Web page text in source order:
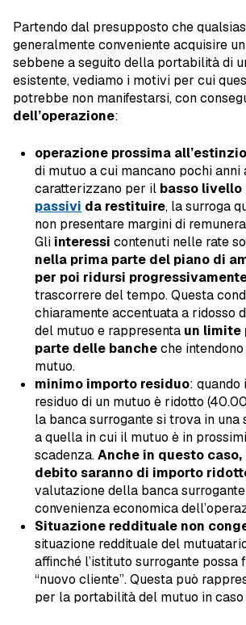
Partendo dal presupposto che
generalmente conveniente acquisire
sebbene a seguito della portabilità di
esistente, vediamo i motivi per cui
potrebbe non manifestarsi, con
dell’operazione:
operazione prossima
di mutuo a cui mancano pochi anni
caratterizzano per il basso livello
passivi da restituire, la surroga
non presentare margini di
Gli interessi contenuti nelle rate
nella prima parte del piano di
per poi ridursi
trascorrere del tempo. Questa
chiaramente accentuata a ridosso
del mutuo e rappresenta un limite
parte delle bancheche
mutuo.
minimo importo residuo:
residuo di un mutuo è ridotto
la banca surrogante si trova in una
a quella in cui il mutuo è in
scadenza.Anche in questo
debito saranno di importo
valutazione della banca
convenienza economica
Situazione reddituale non
situazione reddituale del
affinché l’istituto surrogante possa
“nuovo cliente”. Questa può
per la portabilità del mutuo in caso